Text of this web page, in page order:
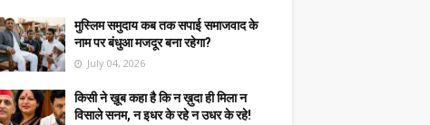
मुस्लिम समुदाय कब तक सपाई समाजवाद के
नाम पर बंधुआ मजदूर बना रहेगा?
July 04, 2026
किसी ने ख़ूब कहा है कि न ख़ुदा ही मिला न
विसाले सनम, न इधर के रहे न उधर के रहे!